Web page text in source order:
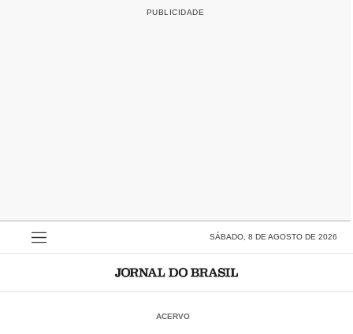
SÁBADO, 8 DE AGOSTO DE 2026
ACERVO